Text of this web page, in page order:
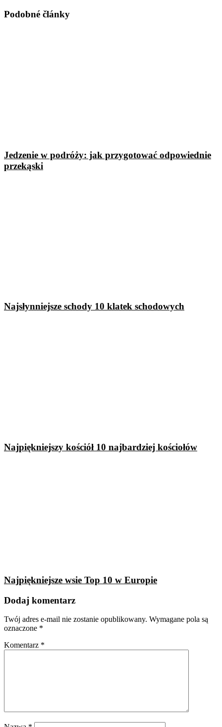
Podobné články
Jedzenie w podróży: jak przygotować odpowiednie
przekąski
Najsłynniejsze schody 10 klatek schodowych
Najpiękniejszy kościół 10 najbardziej kościołów
Najpiękniejsze wsie Top 10 w Europie
Dodaj komentarz
Twój adres e-mail nie zostanie opublikowany. Wymagane pola są
oznaczone *
Komentarz *